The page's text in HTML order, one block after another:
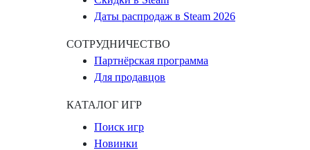
Даты распродаж в Steam 2026
СОТРУДНИЧЕСТВО
Партнёрская программа
Для продавцов
КАТАЛОГ ИГР
Поиск игр
Новинки